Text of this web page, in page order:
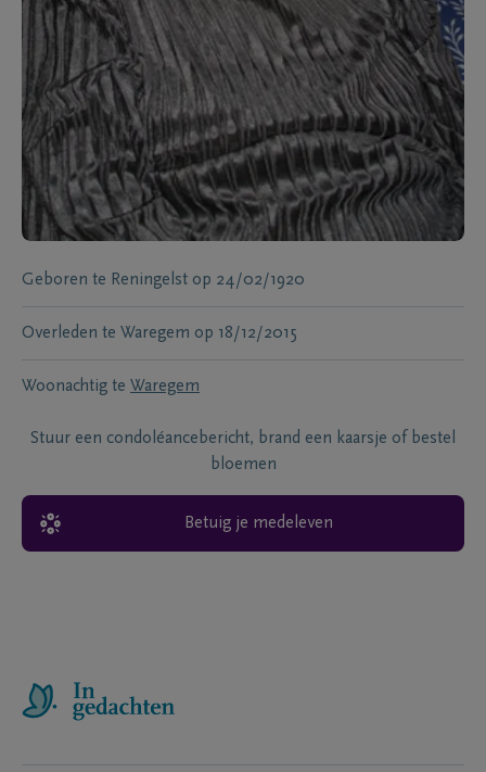
Geboren te Reningelst op 24/02/1920
Overleden te Waregem op 18/12/2015
Woonachtig te Waregem
Stuur een condoléancebericht, brand een kaarsje of bestel
bloemen
Betuig je medeleven